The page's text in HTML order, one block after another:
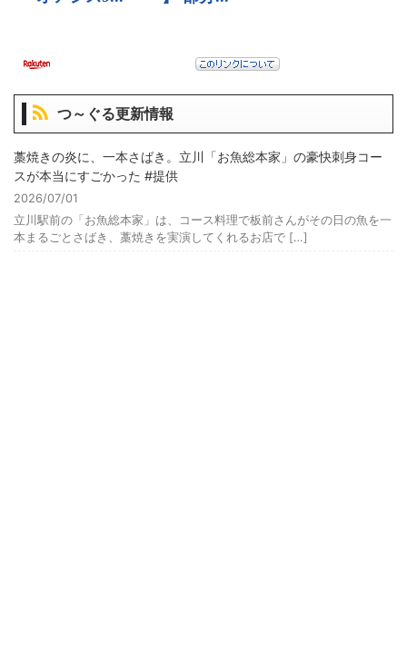
つ～ぐる更新情報
藁焼きの炎に、一本さばき。立川「お魚総本家」の豪快刺身コー
スが本当にすごかった #提供
2026/07/01
立川駅前の「お魚総本家」は、コース料理で板前さんがその日の魚を一
本まるごとさばき、藁焼きを実演してくれるお店で […]